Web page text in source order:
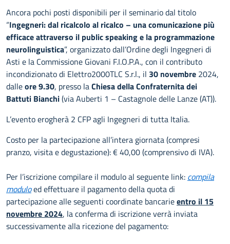
Ancora pochi posti disponibili per il seminario dal titolo
“Ingegneri: dal ricalcolo al ricalco – una comunicazione più
efficace attraverso il public speaking e la programmazione
neurolinguistica”, organizzato dall’Ordine degli Ingegneri di
Asti e la Commissione Giovani F.I.O.P.A., con il contributo
incondizionato di Elettro2000TLC S.r.l., il 30 novembre 2024,
dalleore 9.30, presso laChiesa della Confraternita dei
Battuti Bianchi(via Auberti 1 – Castagnole delle Lanze (AT)).
L’evento erogherà 2 CFP agli Ingegneri di tutta Italia.
Costo per la partecipazione all’intera giornata (compresi
pranzo, visita e degustazione): € 40,00 (comprensivo di IVA).
Per l’iscrizione compilare il modulo al seguente link: compila
moduloed effettuare il pagamento della quota di
partecipazione alle seguenti coordinate bancarieentro il 15
novembre 2024, la conferma di iscrizione verrà inviata
successivamente alla ricezione del pagamento: